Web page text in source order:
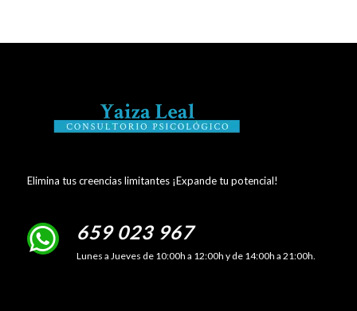
Elimina tus creencias limitantes ¡Expande tu potencial!
659 023 967
Lunes a Jueves de 10:00h a 12:00h y de 14:00h a 21:00h.